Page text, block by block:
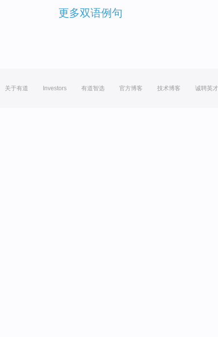
更多双语例句
关于有道 Investors 有道智选 官方博客 技术博客 诚聘英才